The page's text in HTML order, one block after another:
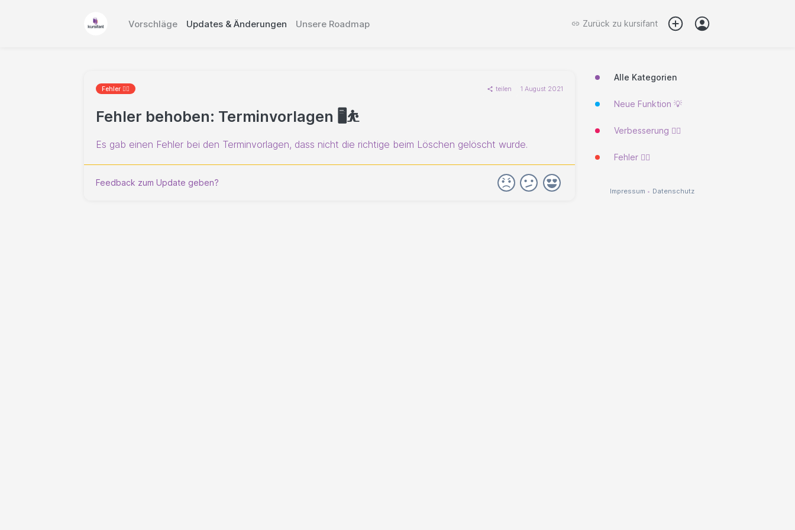
Vorschläge Updates & Änderungen Unsere Roadmap Zurück zu kursifant
Fehler 🐱‍💻 teilen 1 August 2021
Fehler behoben: Terminvorlagen 🖥️⛹️
Es gab einen Fehler bei den Terminvorlagen, dass nicht die richtige beim Löschen gelöscht wurde.
Feedback zum Update geben?
Alle Kategorien
Neue Funktion 💡
Verbesserung 🐱‍🏍
Fehler 🐱‍💻
Impressum • Datenschutz